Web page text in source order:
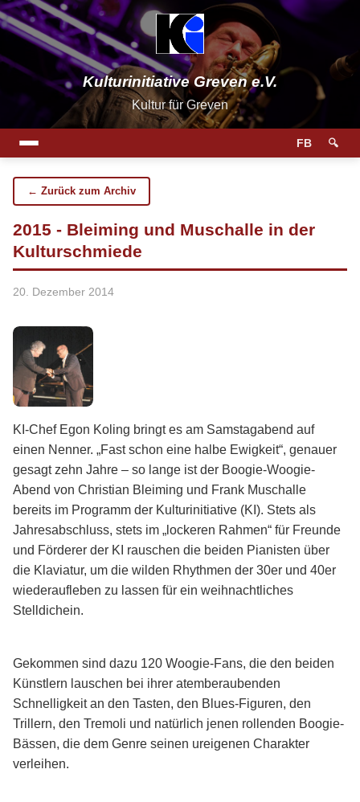
Kulturinitiative Greven e.V.
Kultur für Greven
FB 🔍
← Zurück zum Archiv
2015 - Bleiming und Muschalle in der
Kulturschmiede
20. Dezember 2014
KI-Chef Egon Koling bringt es am Samstagabend auf
einen Nenner. „Fast schon eine halbe Ewigkeit“, genauer
gesagt zehn Jahre – so lange ist der Boogie-Woogie-
Abend von Christian Bleiming und Frank Muschalle
bereits im Programm der Kulturinitiative (KI). Stets als
Jahresabschluss, stets im „lockeren Rahmen“ für Freunde
und Förderer der KI rauschen die beiden Pianisten über
die Klaviatur, um die wilden Rhythmen der 30er und 40er
wiederaufleben zu lassen für ein weihnachtliches
Stelldichein.
Gekommen sind dazu 120 Woogie-Fans, die den beiden
Künstlern lauschen bei ihrer atemberaubenden
Schnelligkeit an den Tasten, den Blues-Figuren, den
Trillern, den Tremoli und natürlich jenen rollenden Boogie-
Bässen, die dem Genre seinen ureigenen Charakter
verleihen.